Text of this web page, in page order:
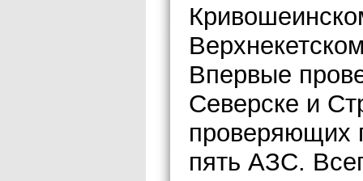
Впервые
Северске и
проверяющих
пять АЗС.